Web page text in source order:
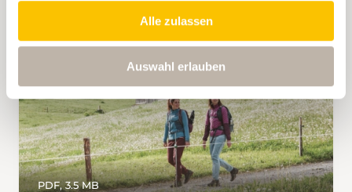
Alle zulassen
Auswahl erlauben
PDF, 3.5 MB